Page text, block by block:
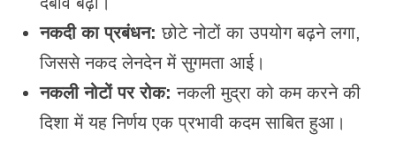
नकदी का प्रबंधन: छोटे नोटों का उपयोग बढ़ने लगा,
जिससे नकद लेनदेन में सुगमता आई।
नकली नोटों पर रोक: नकली मुद्रा को कम करने की
दिशा में यह निर्णय एक प्रभावी कदम साबित हुआ।